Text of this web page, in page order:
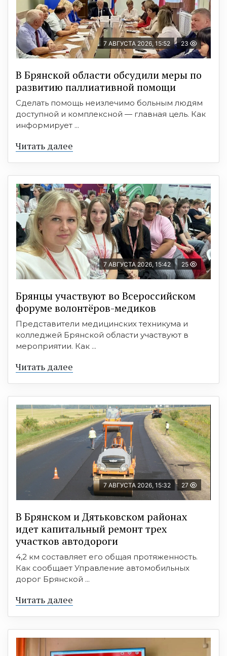
7 АВГУСТА 2026, 15:52 23
В Брянской области обсудили меры по
развитию паллиативной помощи
Сделать помощь неизлечимо больным людям
доступной и комплексной — главная цель. Как
информирует ...
Читать далее
7 АВГУСТА 2026, 15:42 25
Брянцы участвуют во Всероссийском
форуме волонтёров-медиков
Представители медицинских техникума и
колледжей Брянской области участвуют в
мероприятии. Как ...
Читать далее
7 АВГУСТА 2026, 15:32 27
В Брянском и Дятьковском районах
идет капитальный ремонт трех
участков автодороги
4,2 км составляет его общая протяженность.
Как сообщает Управление автомобильных
дорог Брянской ...
Читать далее